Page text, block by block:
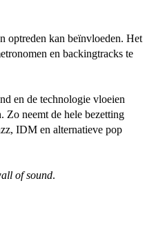
optreden kan beïnvloeden. Het
en backingtracks te
en de technologie vloeien
Zo neemt de hele bezetting
IDM en alternatieve pop
of sound.